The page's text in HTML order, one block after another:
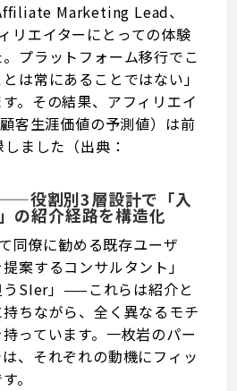
Marketing Lead、
リエイターにとっての体験
プラットフォーム移行でこ
は常にあることではない」
。その結果、アフィリエイ
客生涯価値の予測値）は前
ました（出典：
役割別3層設計で「入
の紹介経路を構造化
同僚に勧める既存ユーザ
案するコンサルタント」
うSIer」——これらは紹介と
ちながら、全く異なるモチ
っています。一枚岩のパー
、それぞれの動機にフィッ
。